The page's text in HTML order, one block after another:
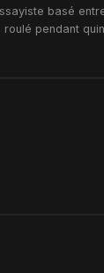
basé
pendant